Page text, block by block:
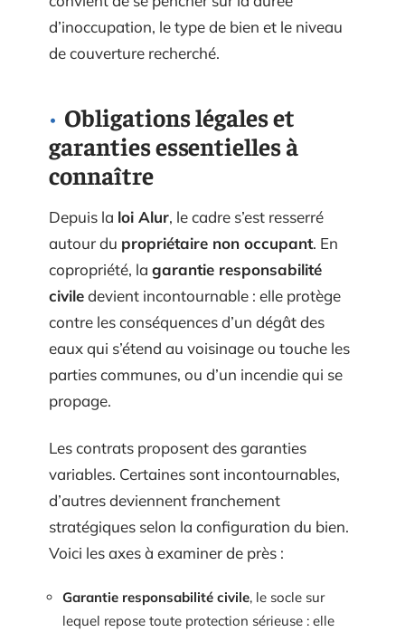
d’inoccupation, le type de bien et le niveau
de couverture recherché.
Obligations légales et
garanties essentielles à
connaître
Depuis la loi Alur, le cadre s’est resserré
autour du propriétaire non occupant. En
copropriété, la garantie responsabilité
civiledevient incontournable : elle protège
contre les conséquences d’un dégât des
eaux qui s’étend au voisinage ou touche les
parties communes, ou d’un incendie qui se
propage.
Les contrats proposent des garanties
variables. Certaines sont incontournables,
d’autres deviennent franchement
stratégiques selon la configuration du bien.
Voici les axes à examiner de près :
Garantie responsabilité civile, le socle sur
lequel repose toute protection sérieuse : elle